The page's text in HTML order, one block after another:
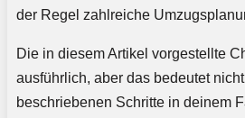
der Regel zahlreiche
Die in diesem Artikel vorgestellte
ausführlich, aber das bedeutet
beschriebenen Schritte in deinem